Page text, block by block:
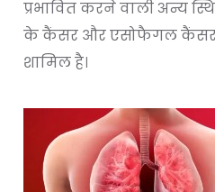
प्रभावित करने वाली अन्य
के कैंसर और एसोफैगल कैंसर
शामिल है।